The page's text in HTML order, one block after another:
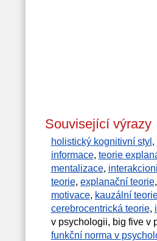
Související výrazy
holistický kognitivní styl ,
informace, teorie
mentalizace,
teorie, explanační teorie,
motivace, kauzální
cerebrocentrická teorie,
v psychologii, big five v
funkční norma v